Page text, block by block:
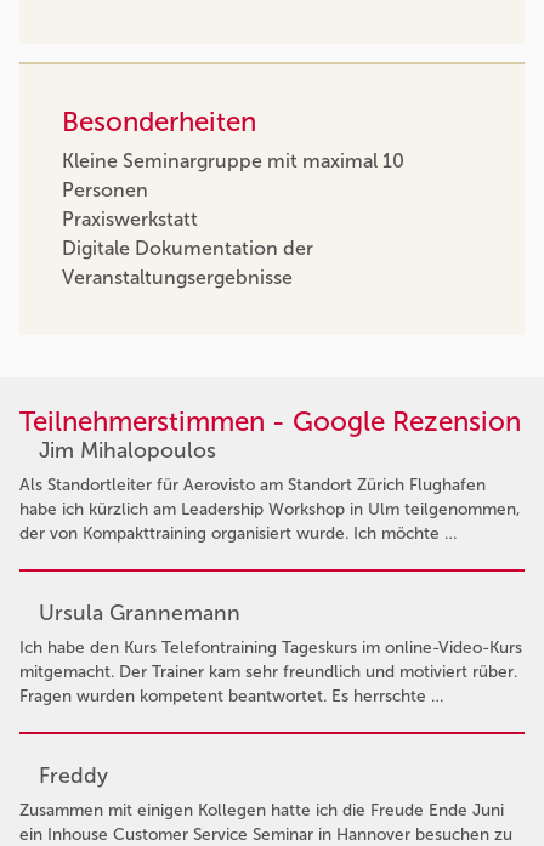
Besonderheiten
Kleine Seminargruppe mit maximal 10
Personen
Praxiswerkstatt
Digitale Dokumentation der
Veranstaltungsergebnisse
Teilnehmerstimmen - Google Rezension
Jim Mihalopoulos
Als Standortleiter für Aerovisto am Standort Zürich Flughafen
habe ich kürzlich am Leadership Workshop in Ulm teilgenommen,
der von Kompakttraining organisiert wurde. Ich möchte …
Ursula Grannemann
Ich habe den Kurs Telefontraining Tageskurs im online-Video-Kurs
mitgemacht. Der Trainer kam sehr freundlich und motiviert rüber.
Fragen wurden kompetent beantwortet. Es herrschte …
Freddy
Zusammen mit einigen Kollegen hatte ich die Freude Ende Juni
ein Inhouse Customer Service Seminar in Hannover besuchen zu